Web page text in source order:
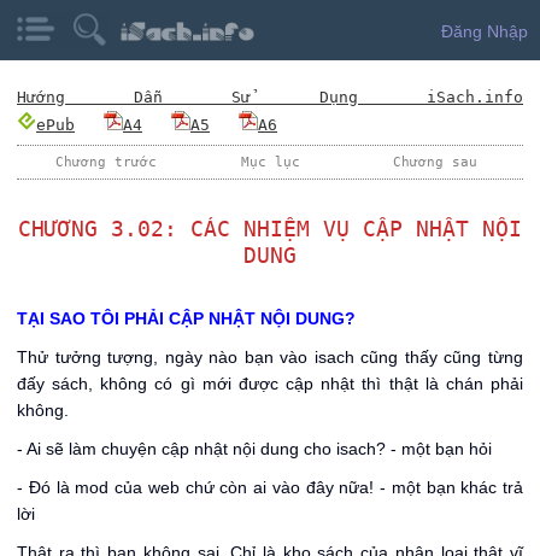
Đăng Nhập
Hướng Dẫn Sử Dụng iSach.info
ePub
A4 A5 A6
Chương trước Mục lục Chương sau
CHƯƠNG 3.02: CÁC NHIỆM VỤ CẬP NHẬT NỘI
DUNG
TẠI SAO TÔI PHẢI CẬP NHẬT NỘI DUNG?
Thử tưởng tượng, ngày nào bạn vào isach cũng thấy cũng từng
đấy sách, không có gì mới được cập nhật thì thật là chán phải
không.
- Ai sẽ làm chuyện cập nhật nội dung cho isach? - một bạn hỏi
- Đó là mod của web chứ còn ai vào đây nữa! - một bạn khác trả
lời